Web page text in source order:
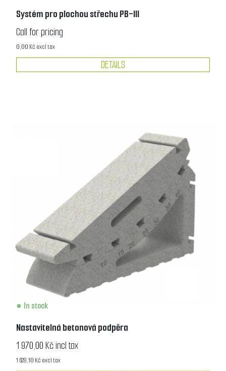
Systém pro plochou střechu PB-III
Call for pricing
0,00 Kč excl tax
DETAILS
In stock
Nastavitelná betonová podpěra
1 970,00 Kč incl tax
1 628,10 Kč excl tax